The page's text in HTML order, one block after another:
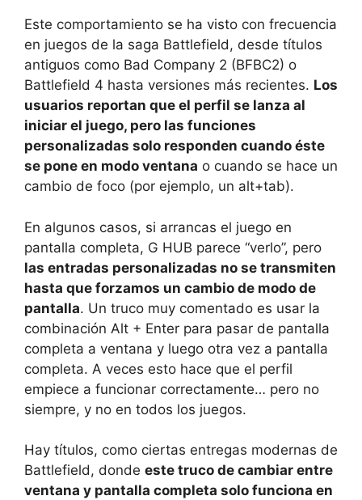
Este comportamiento se ha visto con frecuencia
en juegos de la saga Battlefield, desde títulos
antiguos como Bad Company 2 (BFBC2) o
Battlefield 4 hasta versiones más recientes. Los
usuarios reportan que el perfil se lanza al
iniciar el juego, pero las funciones
personalizadas solo responden cuando éste
se pone en modo ventana o cuando se hace un
cambio de foco (por ejemplo, un alt+tab).
En algunos casos, si arrancas el juego en
pantalla completa, G HUB parece “verlo”, pero
las entradas personalizadas no se transmiten
hasta que forzamos un cambio de modo de
pantalla. Un truco muy comentado es usar la
combinación Alt + Enter para pasar de pantalla
completa a ventana y luego otra vez a pantalla
completa. A veces esto hace que el perfil
empiece a funcionar correctamente… pero no
siempre, y no en todos los juegos.
Hay títulos, como ciertas entregas modernas de
Battlefield, donde este truco de cambiar entre
ventana y pantalla completa solo funciona en